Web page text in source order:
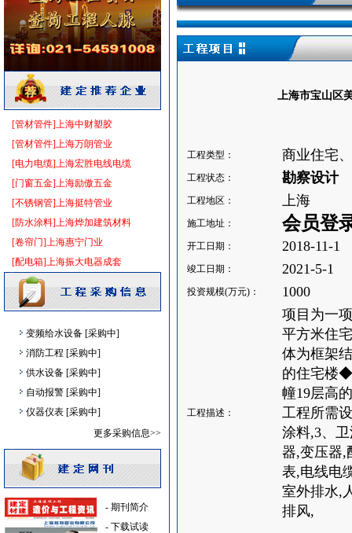
[管材管件]上海中财塑胶
[管材管件]上海万朗管业
[电力电缆]上海宏胜电线电缆
[门窗五金]上海励傲五金
[不锈钢管]上海挺特管业
[防水涂料]上海烨加建筑材料
[卷帘门]上海惠宁门业
[配电箱]上海振大电器成套
卫生洁具 [采购中]
吸顶灯 [采购中]
照明灯具 [采购中]
门窗玻璃 [采购中]
门窗玻璃 [采购中]
光源灯具 [采购中]
石英灯 [采购中]
灯盘
[采购中]
火灾自动报警系统 [采购中]
吸顶灯 [采购中]
供水设备 [采购中]
变配电 [采购中]
石英灯 [采购中]
室外排水 [采购中]
防火阀 [采购中]
胡桃木 [采购中]
变频给水设备 [采购中]
消防工程 [采购中]
供水设备 [采购中]
自动报警 [采购中]
仪器仪表 [采购中]
[采购中]
日光灯
[采购中]
消防稳压泵 [采购中]
光源灯具 [采购中]
油漆涂料 [采购中]
更多采购信息>>
- 期刊简介
- 下载试读
上海市宝山区
工程类型： 商业住宅
工程状态： 勘察设计
工程地区： 上海
施工地址： 会员登
开工日期： 2018-11-1
竣工日期： 2021-5-1
投资规模(万元)： 1000
工程描述：
项目为一
平方米住
体为框架
的住宅楼
幢19层高
工程所需
涂料,3、
器,变压器,
表,电线电
室外排水,
排风,